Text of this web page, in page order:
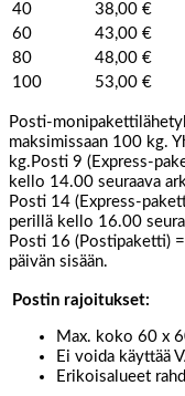
40
38,00 €
60
43,00 €
80
48,00 €
100
53,00 €
Posti-
maksimissaan 100 kg.
kg.Posti 9 (Express-
kello 14.00 seuraava
Posti 14 (Express-
perillä kello 16.00
Posti 16 (Postipaketti)
päivän sisään.
Postin rajoitukset:
Max. koko 60 x
Ei voida käyttää
Erikoisalueet